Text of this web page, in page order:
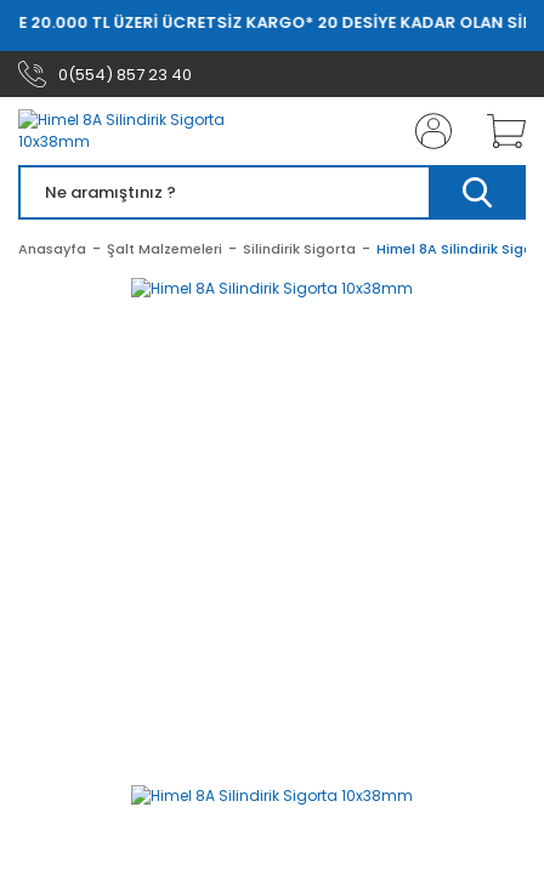
20.000 TL ÜZERİ ÜCRETSİZ KARGO* 20 DESİYE KADAR OLAN
0(554) 857 23 40
Anasayfa Şalt Malzemeleri Silindirik Sigorta Himel 8A Silindirik